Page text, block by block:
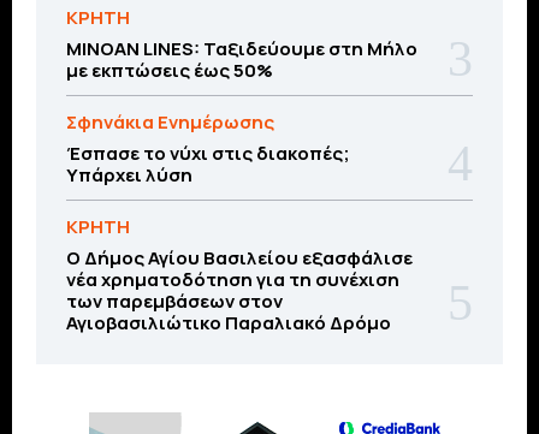
ΚΡΗΤΗ
MINOAN LINES: Ταξιδεύουμε στη Μήλο
με εκπτώσεις έως 50%
Σφηνάκια Ενημέρωσης
Έσπασε το νύχι στις διακοπές;
Υπάρχει λύση
ΚΡΗΤΗ
O Δήμος Αγίου Βασιλείου εξασφάλισε
νέα χρηματοδότηση για τη συνέχιση
των παρεμβάσεων στον
Αγιοβασιλιώτικο Παραλιακό Δρόμο